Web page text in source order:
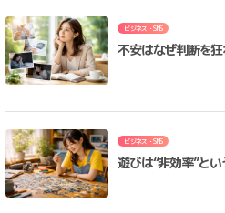
ビジネス・SNS
不安はなぜ判断を
ビジネス・SNS
遊びは“非効率”と